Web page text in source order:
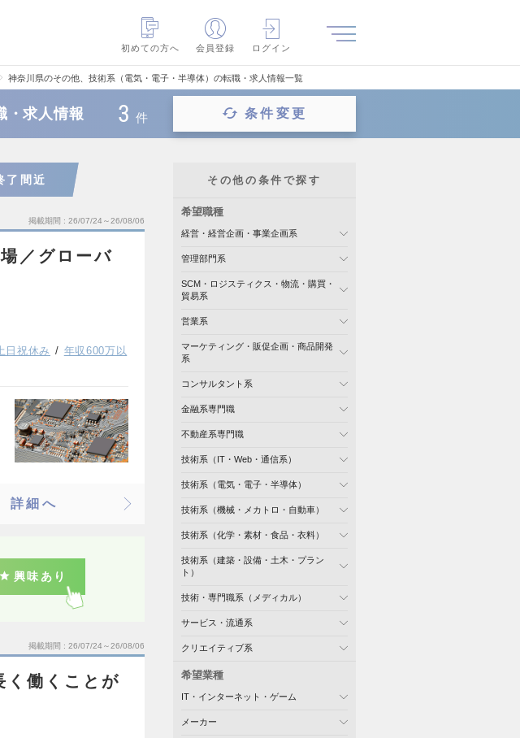
初めての方へ
会員登録 ログイン
神奈川県のその他、技術系（電気・電子・半導体）の転職・求人情報一覧
・求人情報 3 件 条件変更
了間近
掲載期間 26/07/24～26/08/06
／グローバ
日祝休み
年収600万以
詳細へ
興味あり
掲載期間 26/07/24～26/08/06
働くことが
その他の条件で探す
希望職種
経営・経営企画・事業企画系
管理部門系
SCM・ロジスティクス・物流・購買・
貿易系
営業系
マーケティング・販促企画・商品開発
系
コンサルタント系
金融系専門職
不動産系専門職
技術系（IT・Web・通信系）
技術系（電気・電子・半導体）
技術系（機械・メカトロ・自動車）
技術系（化学・素材・食品・衣料）
技術系（建築・設備・土木・プラン
ト）
技術・専門職系（メディカル）
サービス・流通系
クリエイティブ系
希望業種
IT・インターネット・ゲーム
メーカー